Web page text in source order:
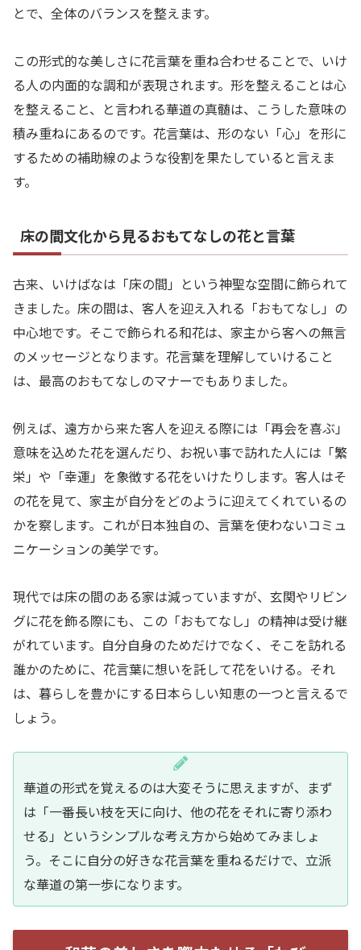
とで、全体のバランスを整えます。
この形式的な美しさに花言葉を重ね合わせることで、いけ
る人の内面的な調和が表現されます。形を整えることは心
を整えること、と言われる華道の真髄は、こうした意味の
積み重ねにあるのです。花言葉は、形のない「心」を形に
するための補助線のような役割を果たしていると言えま
す。
床の間文化から見るおもてなしの花と言葉
古来、いけばなは「床の間」という神聖な空間に飾られて
きました。床の間は、客人を迎え入れる「おもてなし」の
中心地です。そこで飾られる和花は、家主から客への無言
のメッセージとなります。花言葉を理解していけること
は、最高のおもてなしのマナーでもありました。
例えば、遠方から来た客人を迎える際には「再会を喜ぶ」
意味を込めた花を選んだり、お祝い事で訪れた人には「繁
栄」や「幸運」を象徴する花をいけたりします。客人はそ
の花を見て、家主が自分をどのように迎えてくれているの
かを察します。これが日本独自の、言葉を使わないコミュ
ニケーションの美学です。
現代では床の間のある家は減っていますが、玄関やリビン
グに花を飾る際にも、この「おもてなし」の精神は受け継
がれています。自分自身のためだけでなく、そこを訪れる
誰かのために、花言葉に想いを託して花をいける。それ
は、暮らしを豊かにする日本らしい知恵の一つと言えるで
しょう。
華道の形式を覚えるのは大変そうに思えますが、まず
は「一番長い枝を天に向け、他の花をそれに寄り添わ
せる」というシンプルな考え方から始めてみましょ
う。そこに自分の好きな花言葉を重ねるだけで、立派
な華道の第一歩になります。